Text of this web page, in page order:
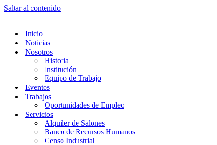
Saltar al contenido
Inicio
Noticias
Nosotros
Historia
Institución
Equipo de Trabajo
Eventos
Trabajos
Oportunidades de Empleo
Servicios
Alquiler de Salones
Banco de Recursos Humanos
Censo Industrial